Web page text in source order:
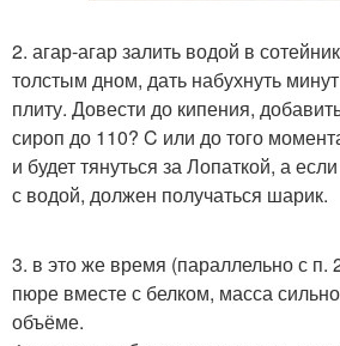
2. агар-агар залить водой в
толстым дном, дать набухнуть
плиту. Довести до кипения,
сироп до 110? C или до того
и будет тянуться за Лопаткой, а
с водой, должен получаться шарик.
3. в это же время (параллельно с п.
пюре вместе с белком, масса
объёме.